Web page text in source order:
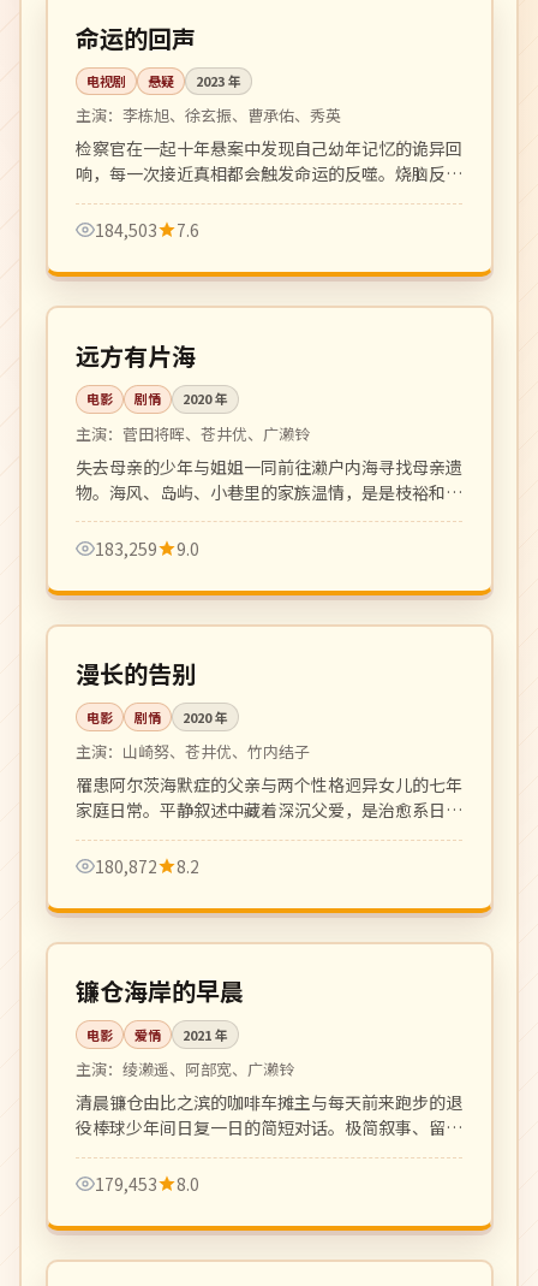
韩国
命运的回声
电视剧 悬疑 2023年
主演： 李栋旭、徐玄振、曹承佑、秀英
检察官在一起十年悬案中发现自己幼年记忆的诡异回
响，每一次接近真相都会触发命运的反噬。烧脑反转
密集，悬疑迷必看的硬核韩剧。
184,503
7.6
日本
高分 120 分钟
远方有片海
电影 剧情 2020年
主演： 菅田将晖、苍井优、广濑铃
失去母亲的少年与姐姐一同前往濑户内海寻找母亲遗
物。海风、岛屿、小巷里的家族温情，是是枝裕和式
家族电影的延续。
183,259
9.0
日本
高分 127 分钟
漫长的告别
电影 剧情 2020年
主演： 山崎努、苍井优、竹内结子
罹患阿尔茨海默症的父亲与两个性格迥异女儿的七年
家庭日常。平静叙述中藏着深沉父爱，是治愈系日影
的代表作。
180,872
8.2
日本
高分 99 分钟
镰仓海岸的早晨
电影 爱情 2021年
主演： 绫濑遥、阿部宽、广濑铃
清晨镰仓由比之滨的咖啡车摊主与每天前来跑步的退
役棒球少年间日复一日的简短对话。极简叙事、留白
动人。
179,453
8.0
高分 104 分钟